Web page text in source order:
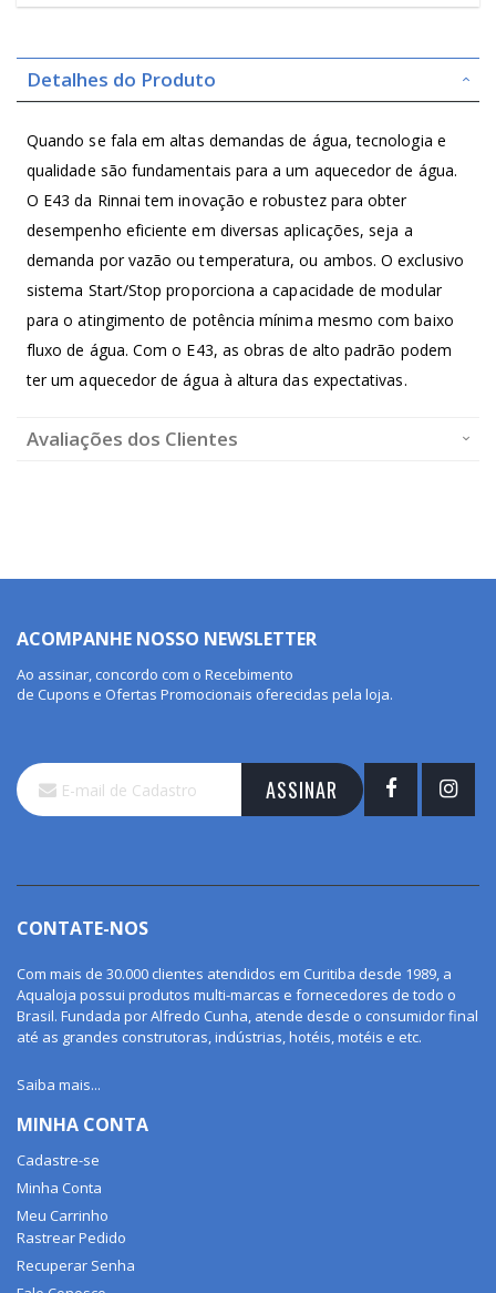
ou No Pix:
Em2xdeR$5.995,00 sem juros
ou No Pix:
Em3x deR$3.996,67 sem juros
sem juros
ou No Pix:
Em5xdeR$2.398,00 sem juros
ou No Pix:
Em6x deR$1.998,33 sem juros
Os valores apresentados são apenas para consulta, o valor real da parcela será exibido no
fechamento do pedido.
Detalhes do Produto
Quando se fala em altas demandas de água, tecnologia e
qualidade são fundamentais para a um aquecedor de água.
O E43 da Rinnai tem inovação e robustez para obter
desempenho eficiente em diversas aplicações, seja a
demanda por vazão ou temperatura, ou ambos. O exclusivo
sistema Start/Stop proporciona a capacidade de modular
para o atingimento de potência mínima mesmo com baixo
fluxo de água. Com o E43, as obras de alto padrão podem
ter um aquecedor de água à altura das expectativas.
Avaliações dos Clientes
ACOMPANHE NOSSO NEWSLETTER
Ao assinar, concordo com o Recebimento
de Cupons e Ofertas Promocionais oferecidas pela loja.
Inscreva-
se
na
ASSINAR
CONTATE-NOS
Com mais de 30.000 clientes atendidos em Curitiba desde 1989, a
Aqualoja possui produtos multi-marcas e fornecedores de todo o
Brasil. Fundada por Alfredo Cunha, atende desde o consumidor final
até as grandes construtoras, indústrias, hotéis, motéis e etc.
Saiba mais...
MINHA CONTA
Cadastre-se
Minha Conta
Meu Carrinho
Rastrear Pedido
Recuperar Senha